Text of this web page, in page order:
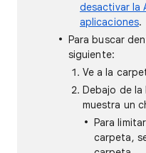
desactivar la
aplicaciones.
Para buscar
siguiente:
Ve a la
Debajo de
muestra un
Para
carpeta,